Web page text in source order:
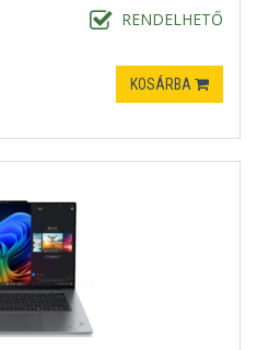
RENDELHETŐ
KOSÁRBA